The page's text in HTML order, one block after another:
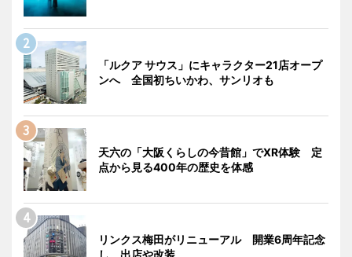
「ルクア サウス」にキャラクター21店オープ
ンへ 全国初ちいかわ、サンリオも
天六の「大阪くらしの今昔館」でXR体験 定
点から見る400年の歴史を体感
リンクス梅田がリニューアル 開業6周年記念
し、出店や改装